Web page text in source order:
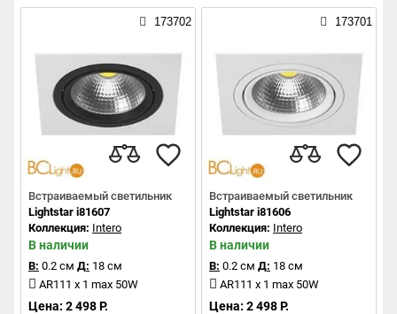
173702
Встраиваемый светильник
Lightstar i81607
Коллекция: Intero
В наличии
В: 0.2 см Д: 18 см
AR111 x 1 max 50W
Цена: 2 498 Р.
173701
Встраиваемый светильник
Lightstar i81606
Коллекция: Intero
В наличии
В: 0.2 см Д: 18 см
AR111 x 1 max 50W
Цена: 2 498 Р.